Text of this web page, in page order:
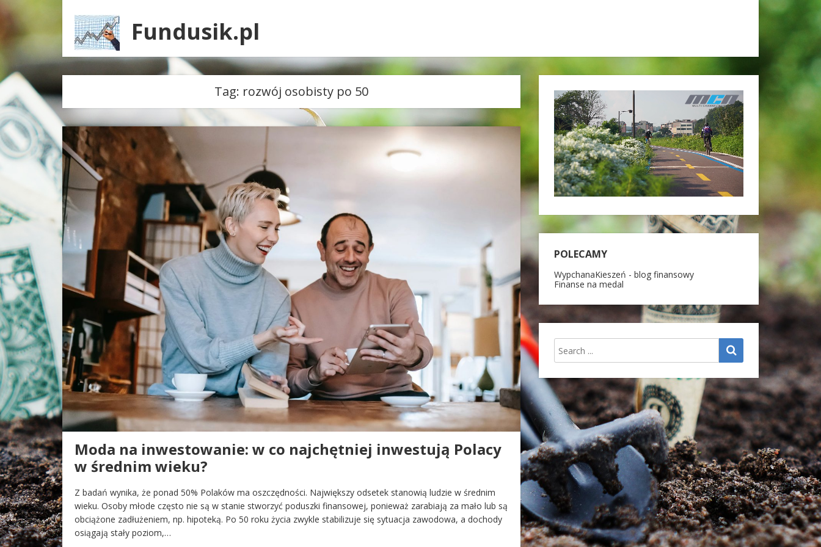
Fundusik.pl
Tag: rozwój osobisty po 50
Moda na inwestowanie: w co najchętniej inwestują Polacy
w średnim wieku?
Z badań wynika, że ponad 50% Polaków ma oszczędności. Największy odsetek stanowią ludzie w średnim
wieku. Osoby młode często nie są w stanie stworzyć poduszki finansowej, ponieważ zarabiają za mało lub są
obciążone zadłużeniem, np. hipoteką. Po 50 roku życia zwykle stabilizuje się sytuacja zawodowa, a dochody
osiągają stały poziom,…
POLECAMY
WypchanaKieszeń - blog finansowy
Finanse na medal